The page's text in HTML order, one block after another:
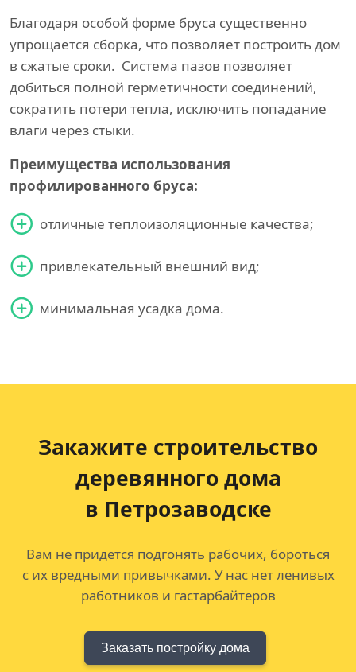
Благодаря особой форме бруса существенно
упрощается сборка, что позволяет построить дом
в сжатые сроки. Система пазов позволяет
добиться полной герметичности соединений,
сократить потери тепла, исключить попадание
влаги через стыки.
Преимущества использования
профилированного бруса:
отличные теплоизоляционные качества;
привлекательный внешний вид;
минимальная усадка дома.
Закажите строительство
деревянного дома
в Петрозаводске
Вам не придется подгонять рабочих, бороться
с их вредными привычками. У нас нет ленивых
работников и гастарбайтеров
Заказать постройку дома